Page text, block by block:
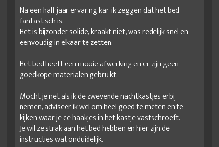
Na een half jaar ervaring kan ik zeggen dat het bed
fantastisch is.
Het is bijzonder solide, kraakt niet, was redelijk snel en
eenvoudig in elkaar te zetten.
Het bed heeft een mooie afwerking en er zijn geen
goedkope materialen gebruikt.
Mocht je net als ik de zwevende nachtkastjes erbij
nemen, adviseer ik wel om heel goed te meten en te
kijken waar je de haakjes in het kastje vastschroeft.
Je wil ze strak aan het bed hebben en hier zijn de
instructies wat onduidelijk.